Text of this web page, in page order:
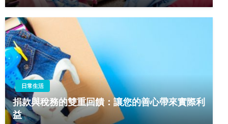
日常生活
捐款與稅務的雙重回饋：讓您的善心帶來實際利
益